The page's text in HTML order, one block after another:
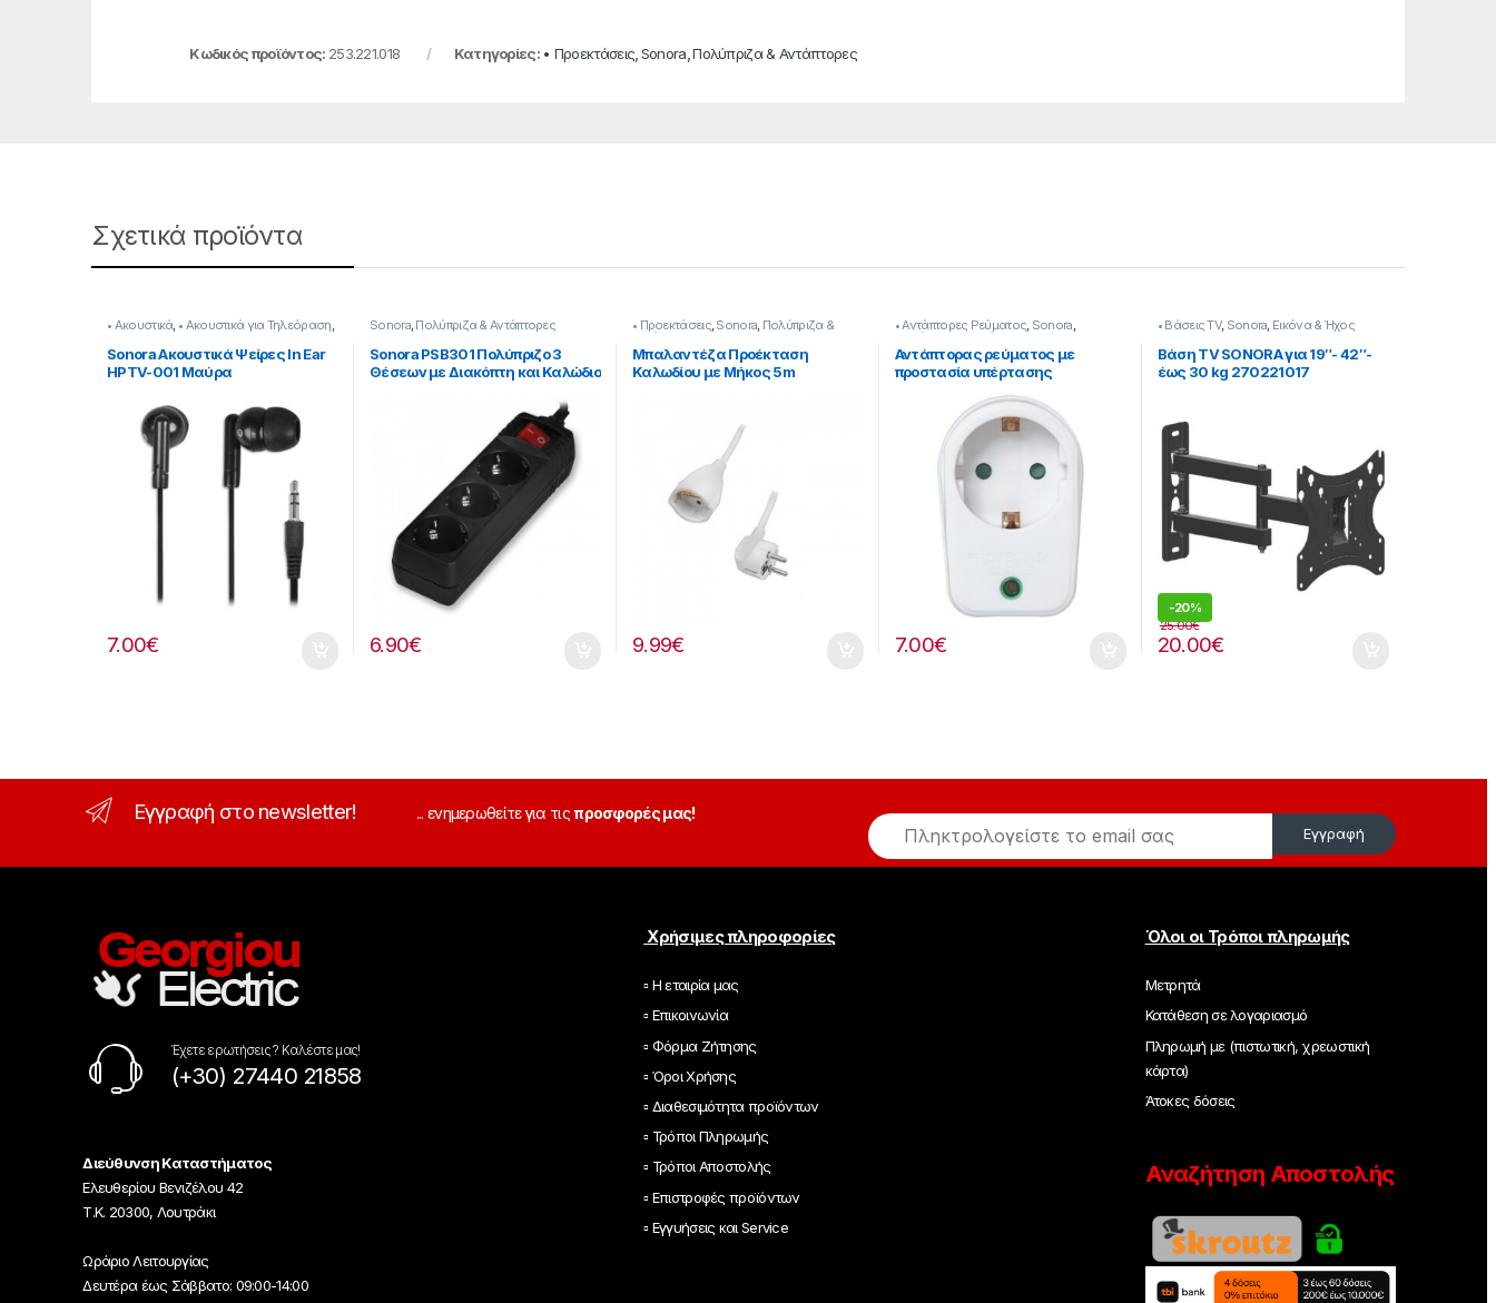
Κωδικός προϊόντος: 253.221.018 Κατηγορίες: • Προεκτάσεις Sonora ,Πολύπριζα & Αντάπτορες
Σχετικά προϊόντα
• Ακουστικά, • Ακουστικά για Τηλεόραση,
Sonora Ακουστικά Ψείρες In Ear
HPTV-001 Μαύρα
7.00€
Sonora,Πολύπριζα & Αντάπτορες
Sonora PSB301 Πολύπριζο 3
Θέσεων με Διακόπτη και Καλώδιο
6.90€
• Προεκτάσεις,Sonora, Πολύπριζα &
Αντάπτορες
Μπαλαντέζα Προέκταση
Καλωδίου με Μήκος 5m
9.99€
• Αντάπτορες Ρεύματος, Sonora,
Πολύπριζα & Αντάπτορες
Αντάπτορας ρεύματος με
προστασία υπέρτασης
7.00€
• Βάσεις TV, Sonora, Εικόνα & Ήχος
Βάση TV SONORA για 19″- 42″-
έως 30 kg 270221017
-20%
20.00€
25.00€
Εγγραφή στο newsletter! ... ενημερωθείτε για τιςπροσφορές μας!
E
m
a
Εγγραφή
Έχετε ερωτήσεις ? Καλέστε μας!
(+30) 27440 21858
Διεύθυνση Καταστήματος
Ελευθερίου Βενιζέλου 42
Τ.Κ. 20300, Λουτράκι
Ωράριο Λειτουργίας
Δευτέρα έως Σάββατο: 09:00-14:00
Χρήσιμες πληροφορίες
▫ Η εταιρία μας
▫ Επικοινωνία
▫ Φόρμα Ζήτησης
▫ Όροι Χρήσης
▫ Διαθεσιμότητα προϊόντων
▫ Τρόποι Πληρωμής
▫ Τρόποι Αποστολής
▫ Επιστροφές προϊόντων
▫ Εγγυήσεις και Service
Όλοι οι Τρόποι πληρωμής
Μετρητά
Κατάθεση σε λογαριασμό
Πληρωμή με (πιστωτική, χρεωστική
κάρτα)
Άτοκες δόσεις
Αναζήτηση Αποστολής